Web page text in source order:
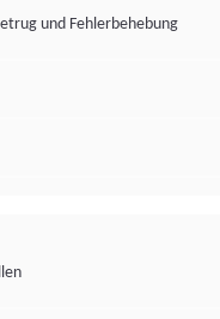
und Fehlerbehebung